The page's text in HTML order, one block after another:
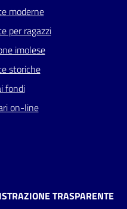
moderne
per ragazzi
imolese
storiche
fondi
on-line
TRASPARENTE